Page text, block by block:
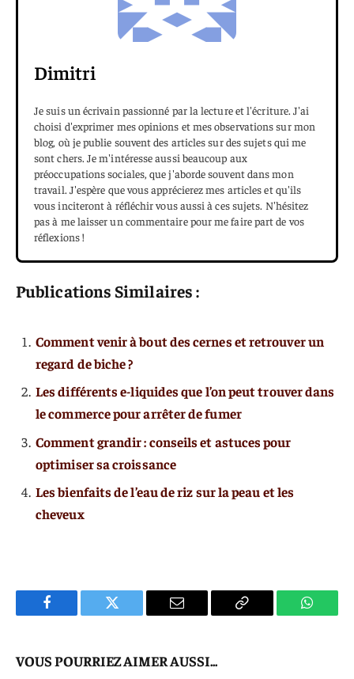
Dimitri
Je suis un écrivain passionné par la lecture et l'écriture. J'ai
choisi d'exprimer mes opinions et mes observations sur mon
blog, où je publie souvent des articles sur des sujets qui me
sont chers. Je m'intéresse aussi beaucoup aux
préoccupations sociales, que j'aborde souvent dans mon
travail. J'espère que vous apprécierez mes articles et qu'ils
vous inciteront à réfléchir vous aussi à ces sujets. N'hésitez
pas à me laisser un commentaire pour me faire part de vos
réflexions !
Publications Similaires :
Comment venir à bout des cernes et retrouver un
regard de biche ?
Les différents e-liquides que l’on peut trouver dans
le commerce pour arrêter de fumer
Comment grandir : conseils et astuces pour
optimiser sa croissance
Les bienfaits de l’eau de riz sur la peau et les
cheveux
Facebook Twitter
E-
Copier
VOUS POURRIEZ AIMER AUSSI...